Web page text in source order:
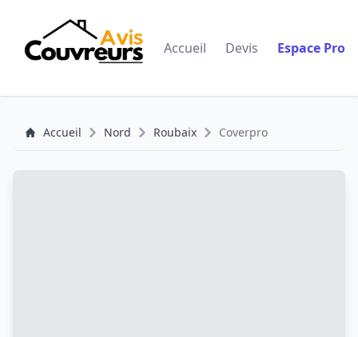
Accueil Devis Espace Pro
Accueil Nord Roubaix Coverpro